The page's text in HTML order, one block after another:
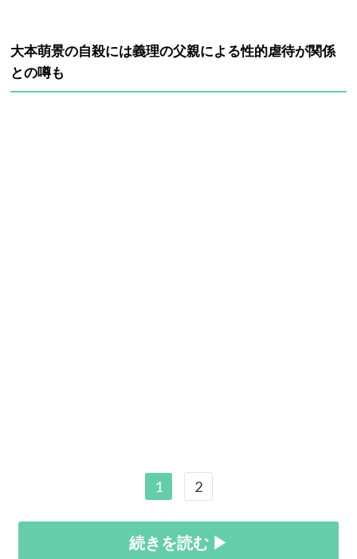
大本萌景の自殺には義理の父親による性的虐待が関係
との噂も
1 2
続きを読む ▶